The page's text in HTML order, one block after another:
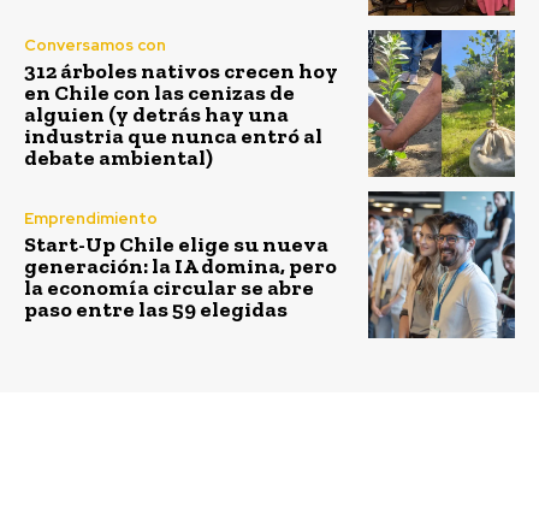
Conversamos con
312 árboles nativos crecen hoy
en Chile con las cenizas de
alguien (y detrás hay una
industria que nunca entró al
debate ambiental)
Emprendimiento
Start-Up Chile elige su nueva
generación: la IA domina, pero
la economía circular se abre
paso entre las 59 elegidas